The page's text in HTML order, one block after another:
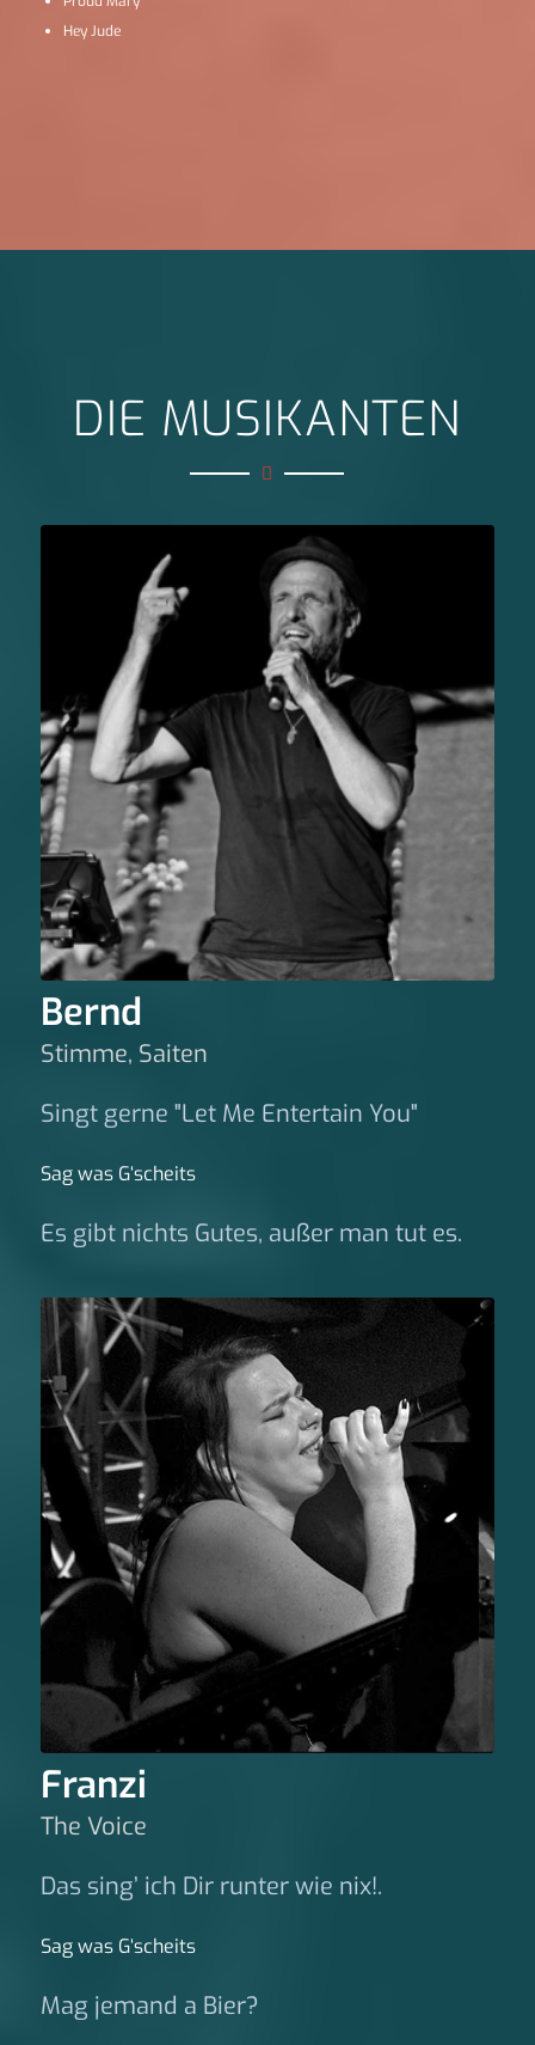
Hey Jude
DIE MUSIKANTEN
Bernd
Stimme, Saiten
Singt gerne "Let Me Entertain You"
Sag was G‘scheits
Es gibt nichts Gutes, außer man tut es.
Franzi
The Voice
Das sing’ ich Dir runter wie nix!.
Sag was G‘scheits
Mag jemand a Bier?